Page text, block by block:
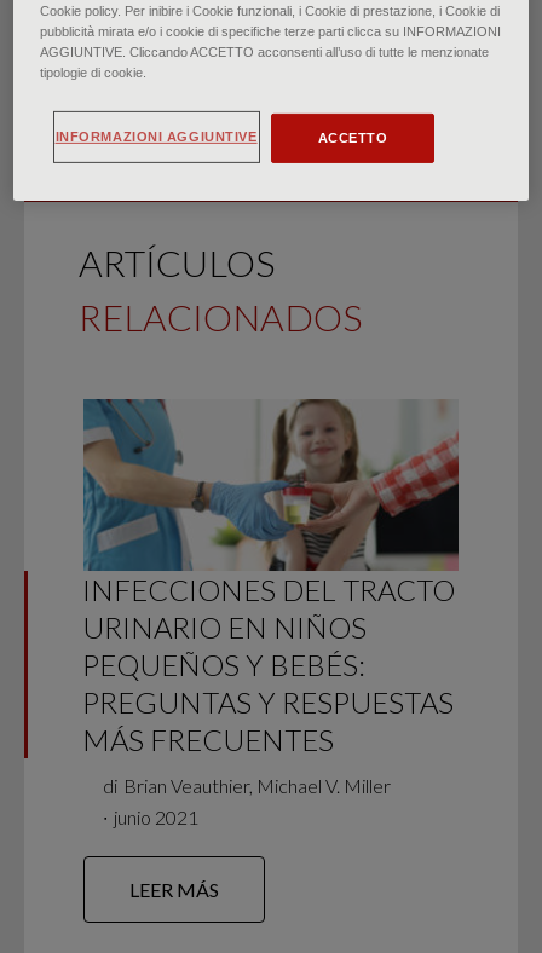
di Dr.ssa Natasha Pyzocha, dr.ssa Amanda Cuda
∙ noviembre 2024
ARTÍCULOS
RELACIONADOS
INFECCIONES DEL TRACTO
URINARIO EN NIÑOS
PEQUEÑOS Y BEBÉS:
PREGUNTAS Y RESPUESTAS
MÁS FRECUENTES
di Brian Veauthier, Michael V. Miller
∙ junio 2021
LEER MÁS
Cookie policy. Per inibire i Cookie funzionali, i Cookie di prestazione, i Cookie di
pubblicità mirata e/o i cookie di specifiche terze parti clicca su INFORMAZIONI
AGGIUNTIVE. Cliccando ACCETTO acconsenti all’uso di tutte le menzionate
tipologie di cookie.
ACCETTO
INFORMAZIONI AGGIUNTIVE